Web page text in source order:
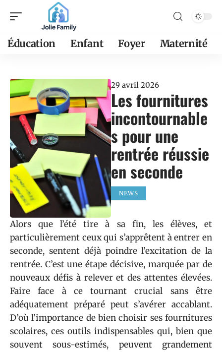
Éducation Enfant Foyer Maternité
29 avril 2026
Les fournitures
incontournable
s pour une
rentrée réussie
en seconde
NEWS
Alors que l’été tire à sa fin, les élèves, et
particulièrement ceux qui s’apprêtent à entrer en
seconde, sentent déjà poindre l’excitation de la
rentrée. C’est une étape décisive, marquée par de
nouveaux défis à relever et des attentes élevées.
Faire face à ce tournant crucial sans être
adéquatement préparé peut s’avérer accablant.
D’où l’importance de bien choisir ses fournitures
scolaires, ces outils indispensables qui, bien que
souvent sous-estimés, peuvent grandement